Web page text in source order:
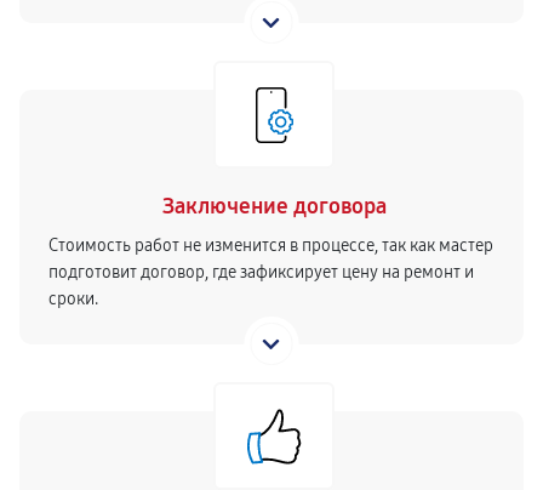
Заключение договора
Стоимость работ не изменится в процессе, так как мастер
подготовит договор, где зафиксирует цену на ремонт и
сроки.